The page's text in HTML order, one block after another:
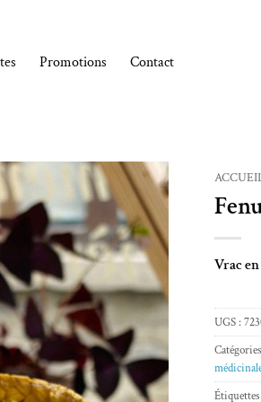
Promotions Contact
Ajouter à la liste de souhaits
Vrac
UGS :